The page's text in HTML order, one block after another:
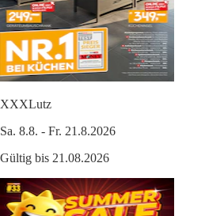
XXXLutz
Sa. 8.8. - Fr. 21.8.2026
Gültig bis 21.08.2026